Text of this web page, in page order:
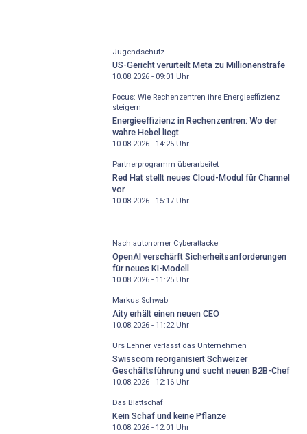
Jugendschutz
US-Gericht verurteilt Meta zu Millionenstrafe
10.08.2026 - 09:01 Uhr
Focus: Wie Rechenzentren ihre Energieeffizienz
steigern
Energieeffizienz in Rechenzentren: Wo der
wahre Hebel liegt
10.08.2026 - 14:25Uhr
Partnerprogramm überarbeitet
Red Hat stellt neues Cloud-Modul für Channel
vor
10.08.2026 - 15:17Uhr
Nach autonomer Cyberattacke
OpenAI verschärft Sicherheitsanforderungen
für neues KI-Modell
10.08.2026 - 11:25Uhr
Markus Schwab
Aity erhält einen neuen CEO
10.08.2026 - 11:22Uhr
Urs Lehner verlässt das Unternehmen
Swisscom reorganisiert Schweizer
Geschäftsführung und sucht neuen B2B-Chef
10.08.2026 - 12:16Uhr
Das Blattschaf
Kein Schaf und keine Pflanze
10.08.2026 - 12:01 Uhr